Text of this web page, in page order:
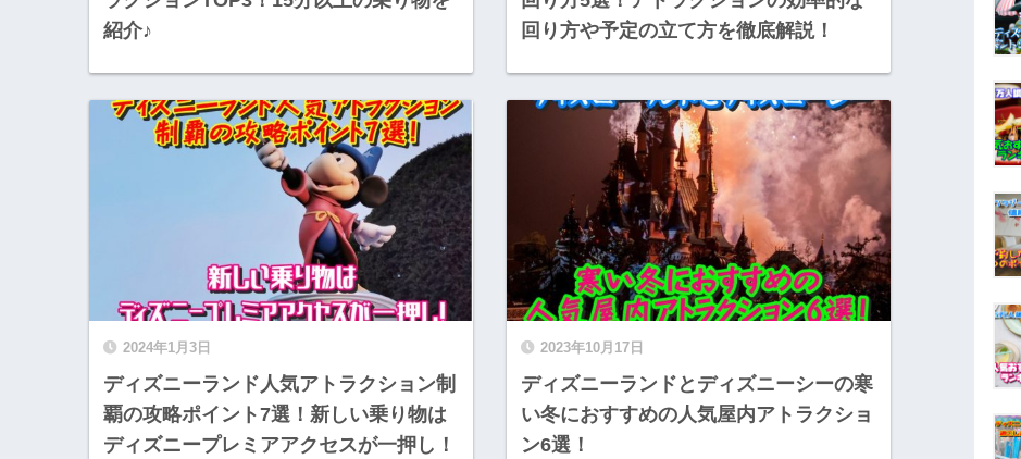
紹介♪
回り方や予定の立て方を徹底解説！
2024年1月3日
ディズニーランド人気アトラクション制
覇の攻略ポイント7選！新しい乗り物は
ディズニープレミアアクセスが一押し！
2023年10月17日
ディズニーランドとディズニーシーの寒
い冬におすすめの人気屋内アトラクショ
ン6選！